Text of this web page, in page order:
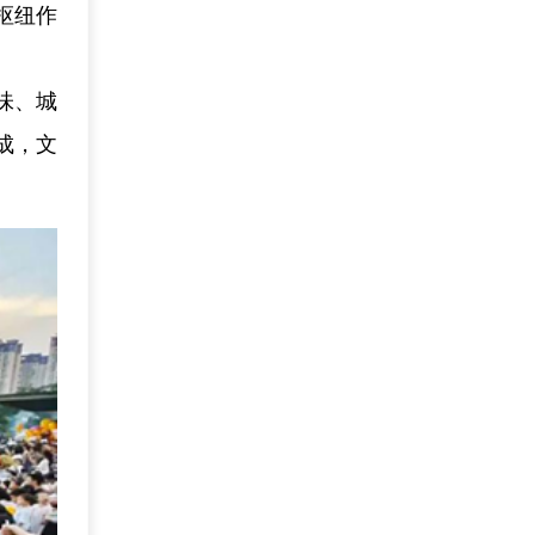
纽作
、城
，文